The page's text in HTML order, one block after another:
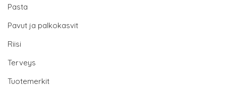
Pasta
Pavut ja palkokasvit
Riisi
Terveys
Tuotemerkit